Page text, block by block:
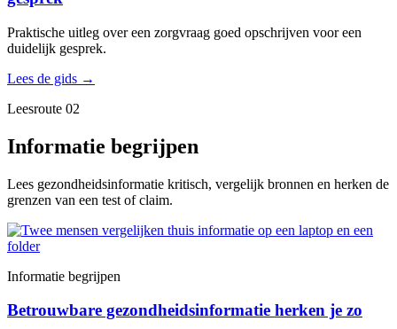
Praktische uitleg over een zorgvraag goed opschrijven voor een
duidelijk gesprek.
Lees de gids →
Leesroute 02
Informatie begrijpen
Lees gezondheidsinformatie kritisch, vergelijk bronnen en herken de
grenzen van een test of claim.
Informatie begrijpen
Betrouwbare gezondheidsinformatie herken je zo